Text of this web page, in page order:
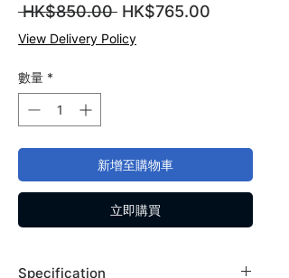
HK$850.00 一
般
HK$765.00
View Delivery Policy
數量 *
新增至購物車
立即購買
Specification